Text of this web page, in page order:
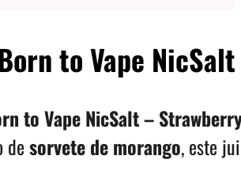
to Vape
to Vape NicSalt –
desorvete de morango, este